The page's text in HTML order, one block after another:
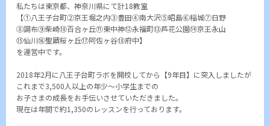
私たちは東京都、神奈川県にて計18教室
【①八王子台町②京王堀之内③豊田④南大沢⑤昭島⑥稲城⑦日野
⑧調布⑨柴崎⑩百合ヶ丘⑪東中神⑫永福町⑬芦花公園⑭京王永山
⑮仙川⑯聖蹟桜ヶ丘⑰阿佐ヶ谷⑱府中】
を運営中です。
2018年2月に八王子台町ラボを開校してから【9年目】に突入しましたが
これまで3,500人以上の年少～小学生までの
お子さまの成長をお手伝いさせていただきました。
現在は年間で約1,350のレッスンを行っております。